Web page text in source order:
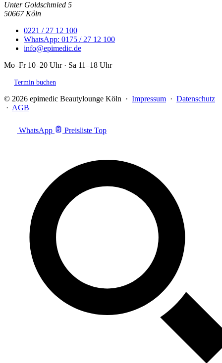
Unter Goldschmied 5
50667 Köln
0221 / 27 12 100
WhatsApp: 0175 / 27 12 100
info@epimedic.de
Mo–Fr 10–20 Uhr · Sa 11–18 Uhr
Termin buchen
© 2026 epimedic Beautylounge Köln · Impressum · Datenschutz
· AGB
WhatsApp Preisliste Top